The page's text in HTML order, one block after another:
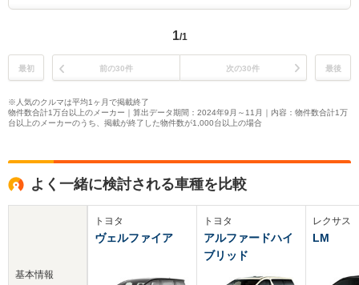
1/1
最初 前の30件 次の30件 最後
※人気のクルマは平均1ヶ月で掲載終了
物件数合計1万台以上のメーカー｜算出データ期間：2024年9月～11月｜内容：物件数合計1万
台以上のメーカーのうち、掲載が終了した物件数が1,000台以上の場合
よく一緒に検討される車種を比較
基本情報
トヨタ
ヴェルファイア
トヨタ
アルファードハイ
ブリッド
レクサス
LM